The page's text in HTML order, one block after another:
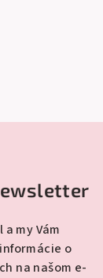
my Vám
o
na našom e-